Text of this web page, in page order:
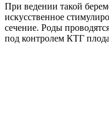
При ведении такой
искусственное
сечение. Роды
под контролем КТГ